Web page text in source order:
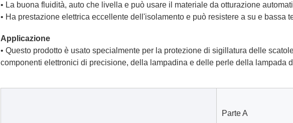
• La buona fluidità, auto che livella e può usare il materiale da otturazione
• Ha prestazione elettrica eccellente dell'isolamento e può resistere a su e bassa
Applicazione
• Questo prodotto è usato specialmente per la protezione di sigillatura delle
componenti elettronici di precisione, della lampadina e delle perle della lampada
Parte A